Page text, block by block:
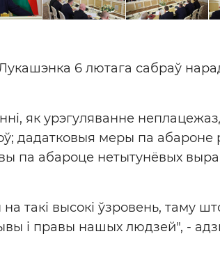
6 лютага сабраў
як урэгуляванне
дадатковыя меры па абароне
па абароце нетытунёвых
такі высокі ўзровень, таму
і правы нашых людзей", -